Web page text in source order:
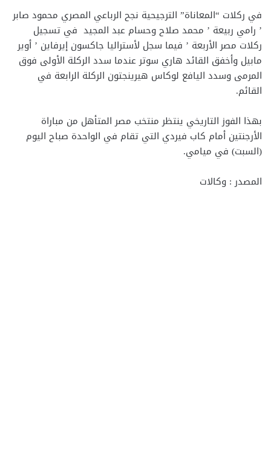
في ركلات “المعاناة” الترجيحية نجح الرباعي المصري محمود صابر
’ رامي ربيعة ’ محمد صلاح وحسام عبد المجيد في تسجيل
ركلات مصر الأربعة ’ فيما سجل لأستراليا جاكسون إيرفاين ’ أوير
مابيل وأخفق القائد هاري سوتر عندما سدد الركلة الأولى فوق
المرمى وسدد اليافع لوكاس هيرينجتون الركلة الرابعة في
القائم.
بهذا الفوز التاريخي ينتظر منتخب مصر المتأهل من مباراة
الأرجنتين أمام كاب فيردي التي تقام في الواحدة صباح اليوم
(السبت) في ميامي.
المصدر : وكالات